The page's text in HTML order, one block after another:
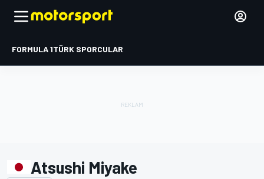
FORMULA 1TÜRK SPORCULAR
Atsushi Miyake